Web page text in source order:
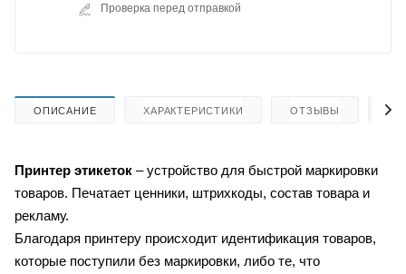
Проверка перед отправкой
ОПИСАНИЕ ХАРАКТЕРИСТИКИ ОТЗЫВЫ
Принтер этикеток –устройство для быстрой маркировки
товаров. Печатает ценники, штрихкоды, состав товара и
рекламу.
Благодаря принтеру происходит идентификация товаров,
которые поступили без маркировки, либо те, что